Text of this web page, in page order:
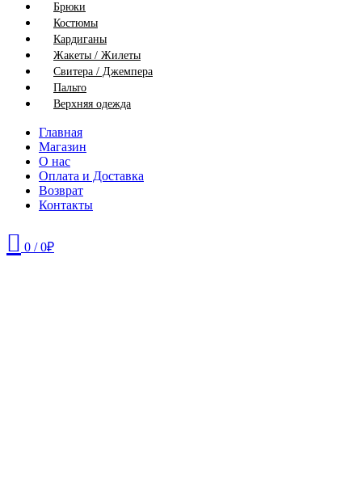
Брюки
Костюмы
Кардиганы
Жакеты / Жилеты
Свитера / Джемпера
Пальто
Верхняя одежда
Главная
Магазин
О нас
Оплата и Доставка
Возврат
Контакты
0 / 0₽